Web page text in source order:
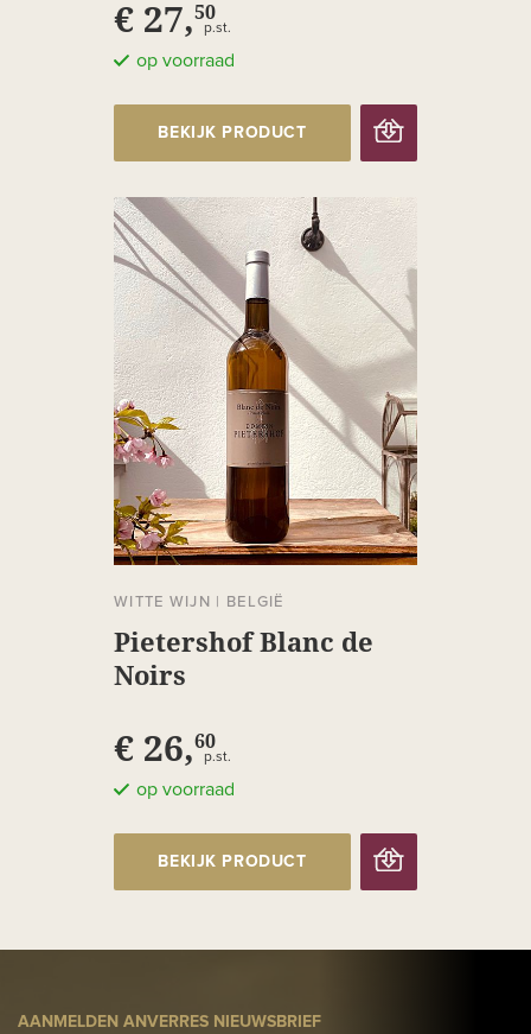
€ 27,50
p.st.
op voorraad
BEKIJK PRODUCT
WITTE WIJN | BELGIË
Pietershof Blanc de
Noirs
€ 26,60
p.st.
op voorraad
BEKIJK PRODUCT
AANMELDEN ANVERRES NIEUWSBRIEF